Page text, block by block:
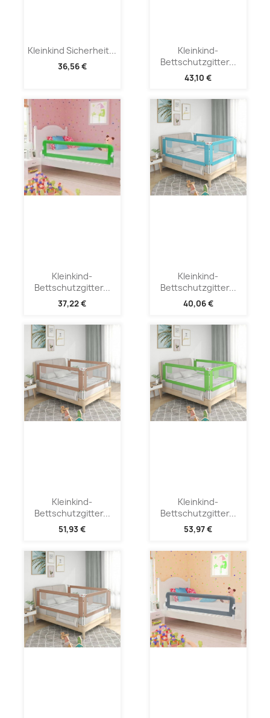
Kleinkind Sicherheit...
36,56 €
Kleinkind-
Bettschutzgitter...
43,10 €
Kleinkind-
Bettschutzgitter...
37,22 €
Kleinkind-
Bettschutzgitter...
40,06 €
Kleinkind-
Bettschutzgitter...
51,93 €
Kleinkind-
Bettschutzgitter...
53,97 €